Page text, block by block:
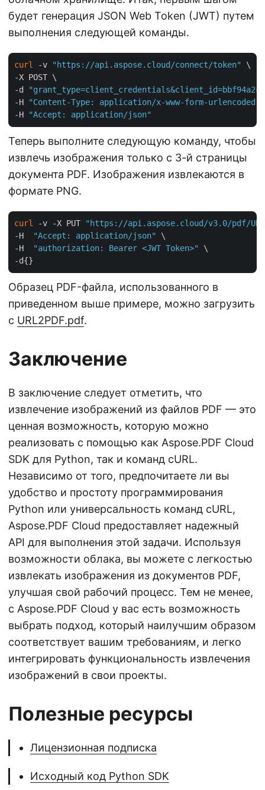
будет генерация JSON Web Token (JWT) путем
выполнения следующей команды.
curl -v "https://api.aspose.cloud/connect/token"
\
-X POST \
-d
"grant_type=client_credentials&client_id=bbf94a2c-
-H
"Content-Type: application/x-www-form-urlencoded"
-H
"Accept: application/json"
Теперь выполните следующую команду, чтобы
извлечь изображения только с 3-й страницы
документа PDF. Изображения извлекаются в
формате PNG.
curl -v -X PUT
"https://api.aspose.cloud/v3.0/pdf/
-H
"Accept: application/json"
\
-H
"authorization: Bearer <JWT Token>"
\
Образец PDF-файла, использованного в
приведенном выше примере, можно загрузить
с URL2PDF.pdf.
Заключение
В заключение следует отметить, что
извлечение изображений из файлов PDF — это
ценная возможность, которую можно
реализовать с помощью как Aspose.PDF Cloud
SDK для Python, так и команд cURL.
Независимо от того, предпочитаете ли вы
удобство и простоту программирования
Python или универсальность команд cURL,
Aspose.PDF Cloud предоставляет надежный
API для выполнения этой задачи. Используя
возможности облака, вы можете с легкостью
извлекать изображения из документов PDF,
улучшая свой рабочий процесс. Тем не менее,
с Aspose.PDF Cloud у вас есть возможность
выбрать подход, который наилучшим образом
соответствует вашим требованиям, и легко
интегрировать функциональность извлечения
изображений в свои проекты.
Полезные ресурсы
Лицензионная подписка
Исходный код Python SDK